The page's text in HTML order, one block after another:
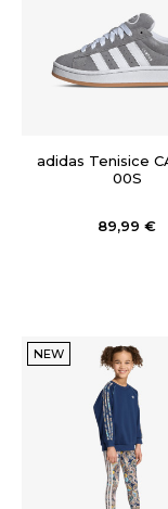
adidas Tenisice
00S
89,99 €
NEW